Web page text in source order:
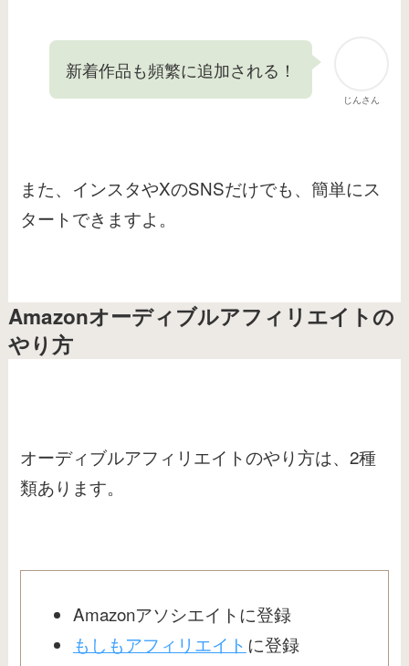
じんさん
新着作品も頻繁に追加される！
また、インスタやXのSNSだけでも、簡単にス
タートできますよ。
Amazonオーディブルアフィリエイトの
やり方
オーディブルアフィリエイトのやり方は、2種
類あります。
Amazonアソシエイトに登録
もしもアフィリエイト に登録